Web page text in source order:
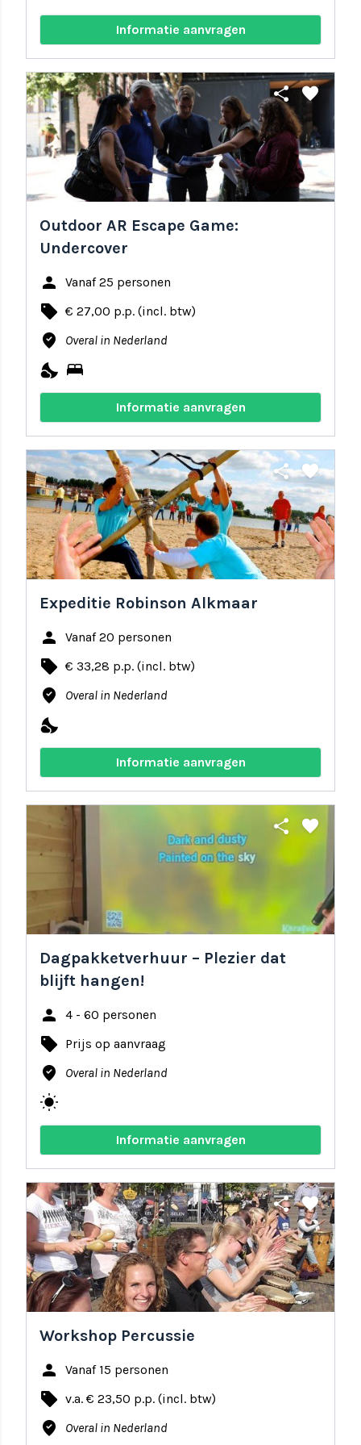
Informatie aanvragen
share favorite
Outdoor AR Escape Game:
Undercover
person Vanaf 25 personen
local_offer € 27,00 p.p. (incl. btw)
where_to_vote Overal in Nederland
nights_stay bed
Informatie aanvragen
share favorite
Expeditie Robinson Alkmaar
person Vanaf 20 personen
local_offer € 33,28 p.p. (incl. btw)
where_to_vote Overal in Nederland
nights_stay
Informatie aanvragen
share favorite
Dagpakketverhuur – Plezier dat
blijft hangen!
person 4 - 60 personen
local_offer Prijs op aanvraag
where_to_vote Overal in Nederland
wb_sunny
Informatie aanvragen
share favorite
Workshop Percussie
person Vanaf 15 personen
local_offer v.a. € 23,50 p.p. (incl. btw)
where_to_vote Overal in Nederland